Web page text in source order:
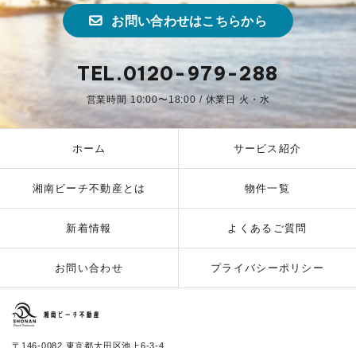
お問い合わせはこちらから
TEL.0120-979-288
営業時間 10:00〜18:00 / 休業日 火・水
〒146-0082 東京都大田区池上6-3-4
ホーム サービス紹介
湘南ビーチ不動産とは 物件一覧
新着情報 よくあるご質問
お問い合わせ プライバシーポリシー